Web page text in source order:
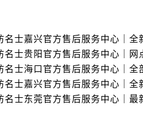
前预约）
前预约）
前预约）
预约）